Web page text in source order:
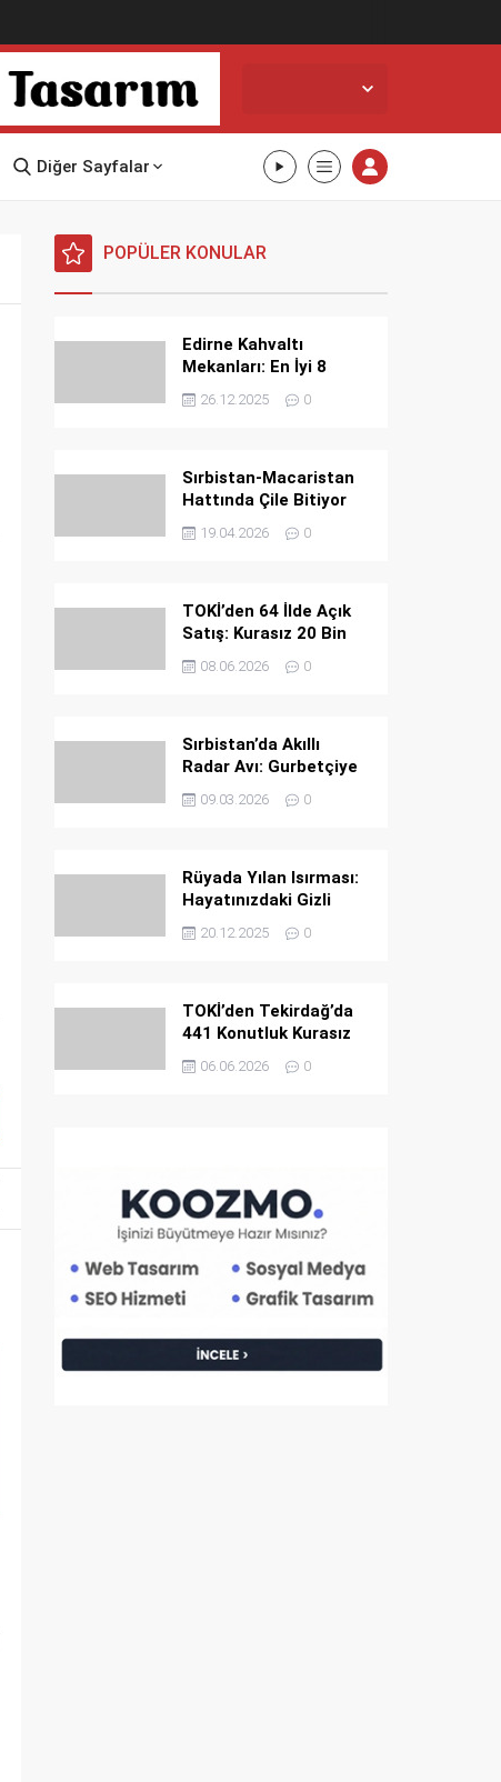
Diğer Sayfalar
POPÜLER KONULAR
Edirne Kahvaltı
Mekanları: En İyi 8
Mekan
26.12.2025 0
Sırbistan-Macaristan
Hattında Çile Bitiyor
19.04.2026 0
TOKİ’den 64 İlde Açık
Satış: Kurasız 20 Bin
Konut Fırsatı
08.06.2026 0
Sırbistan’da Akıllı
Radar Avı: Gurbetçiye
Ağır Ceza
09.03.2026 0
Rüyada Yılan Isırması:
Hayatınızdaki Gizli
Tehlikeler ve Büyük
Uyarılar
20.12.2025 0
TOKİ’den Tekirdağ’da
441 Konutluk Kurasız
ve Ön Başvurusuz Dev
Satış
06.06.2026 0